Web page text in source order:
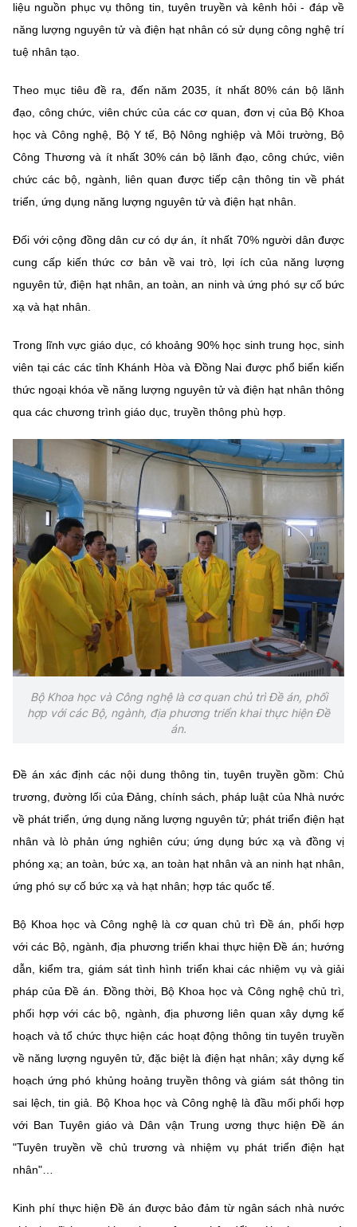
liệu nguồn phục vụ thông tin, tuyên truyền và kênh hỏi - đáp về
năng lượng nguyên tử và điện hạt nhân có sử dụng công nghệ trí
tuệ nhân tạo.
Theo mục tiêu đề ra, đến năm 2035, ít nhất 80% cán bộ lãnh
đạo, công chức, viên chức của các cơ quan, đơn vị của Bộ Khoa
học và Công nghệ, Bộ Y tế, Bộ Nông nghiệp và Môi trường, Bộ
Công Thương và ít nhất 30% cán bộ lãnh đạo, công chức, viên
chức các bộ, ngành, liên quan được tiếp cận thông tin về phát
triển, ứng dụng năng lượng nguyên tử và điện hạt nhân.
Đối với cộng đồng dân cư có dự án, ít nhất 70% người dân được
cung cấp kiến thức cơ bản về vai trò, lợi ích của năng lượng
nguyên tử, điện hạt nhân, an toàn, an ninh và ứng phó sự cố bức
xạ và hạt nhân.
Trong lĩnh vực giáo dục, có khoảng 90% học sinh trung học, sinh
viên tại các các tỉnh Khánh Hòa và Đồng Nai được phổ biến kiến
thức ngoại khóa về năng lượng nguyên tử và điện hạt nhân thông
qua các chương trình giáo dục, truyền thông phù hợp.
Bộ Khoa học và Công nghệ là cơ quan chủ trì Đề án, phối
hợp với các Bộ, ngành, địa phương triển khai thực hiện Đề
án.
Đề án xác định các nội dung thông tin, tuyên truyền gồm: Chủ
trương, đường lối của Đảng, chính sách, pháp luật của Nhà nước
về phát triển, ứng dụng năng lượng nguyên tử; phát triển điện hạt
nhân và lò phản ứng nghiên cứu; ứng dụng bức xạ và đồng vị
phóng xạ; an toàn, bức xạ, an toàn hạt nhân và an ninh hạt nhân,
ứng phó sự cố bức xạ và hạt nhân; hợp tác quốc tế.
Bộ Khoa học và Công nghệ là cơ quan chủ trì Đề án, phối hợp
với các Bộ, ngành, địa phương triển khai thực hiện Đề án; hướng
dẫn, kiểm tra, giám sát tình hình triển khai các nhiệm vụ và giải
pháp của Đề án. Đồng thời, Bộ Khoa học và Công nghệ chủ trì,
phối hợp với các bộ, ngành, địa phương liên quan xây dựng kế
hoạch và tổ chức thực hiện các hoạt động thông tin tuyên truyền
về năng lượng nguyên tử, đặc biệt là điện hạt nhân; xây dựng kế
hoạch ứng phó khủng hoảng truyền thông và giám sát thông tin
sai lệch, tin giả. Bộ Khoa học và Công nghệ là đầu mối phối hợp
với Ban Tuyên giáo và Dân vận Trung ương thực hiện Đề án
"Tuyên truyền về chủ trương và nhiệm vụ phát triển điện hạt
nhân"…
Kinh phí thực hiện Đề án được bảo đảm từ ngân sách nhà nước